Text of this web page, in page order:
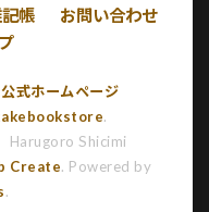
帳
お問い合わせ
式ホームページ
.
Shicimi
Create. Powered by
.